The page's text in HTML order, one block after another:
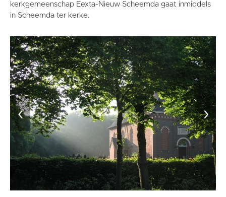
kerkgemeenschap Eexta-Nieuw Scheemda gaat inmiddels
in Scheemda ter kerke.
‹ ›